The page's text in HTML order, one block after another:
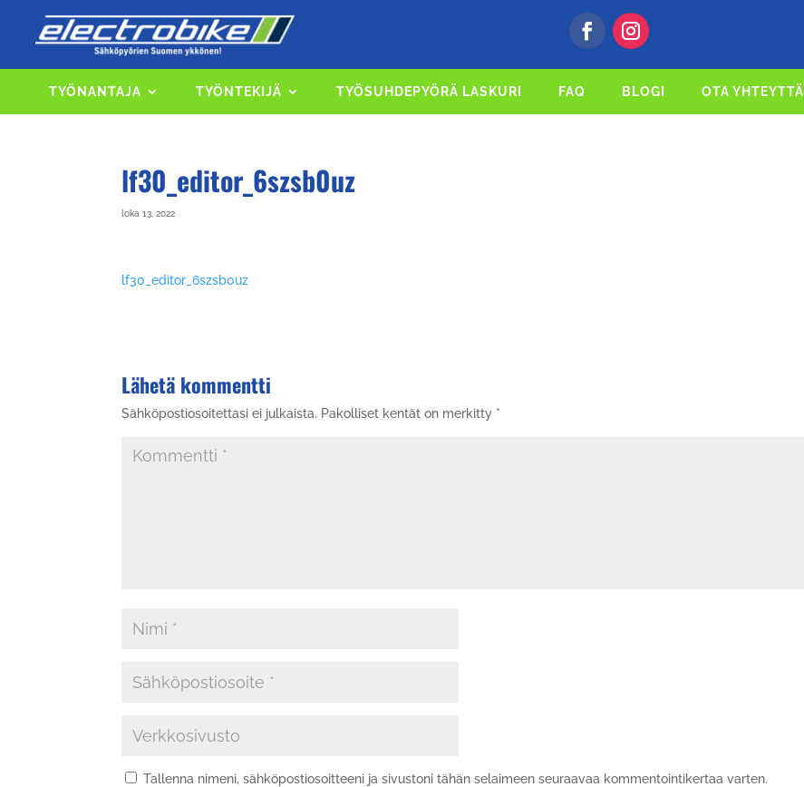
TYÖNANTAJA TYÖNTEKIJÄ TYÖSUHDEPYÖRÄ LASKURI FAQ BLOGI OTA YHTEYTTÄ
lf30_editor_6szsb0uz
loka 13, 2022
lf30_editor_6szsb0uz
Lähetä kommentti
Sähköpostiosoitettasi ei julkaista. Pakolliset kentät on merkitty *
Tallenna nimeni, sähköpostiosoitteeni ja sivustoni tähän selaimeen seuraavaa kommentointikertaa varten.